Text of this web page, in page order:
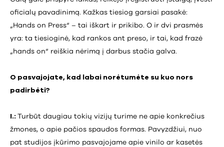
oficialų pavadinimą. Kažkas tiesiog garsiai pasakė:
„Hands on Press“ – tai iškart ir prikibo. O ir dvi prasmės
yra: ta tiesioginė, kad rankos ant preso, ir tai, kad frazė
„hands on“ reiškia nėrimą į darbus stačia galva.
O pasvajojate, kad labai norėtumėte su kuo nors
padirbėti?
I.: Turbūt daugiau tokių vizijų turime ne apie konkrečius
žmones, o apie pačios spaudos formas. Pavyzdžiui, nuo
pat studijos įkūrimo pasvajojame apie vinilo ar kasetės